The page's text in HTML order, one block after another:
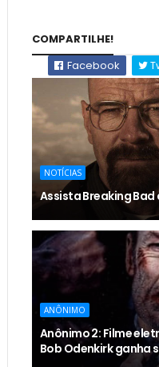
COMPARTILHE!
Facebook
NOTÍCIAS
Assista Breaking Bad
ANÔNIMO
Anônimo 2: Filme
Bob Odenkirk ganha